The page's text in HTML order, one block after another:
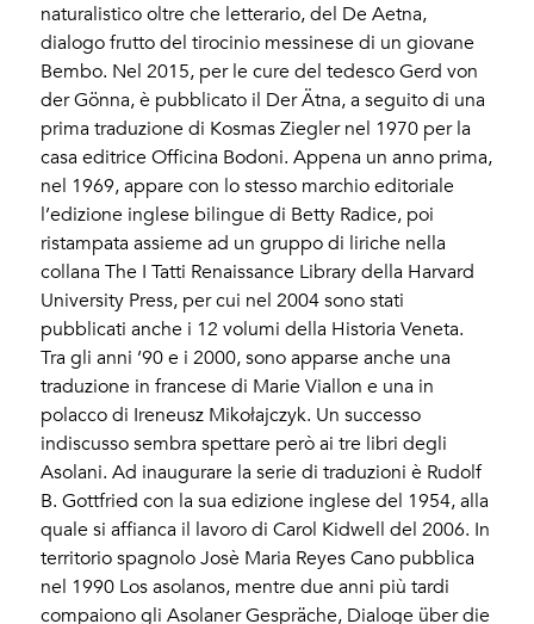
naturalistico oltre che letterario, del De Aetna,
dialogo frutto del tirocinio messinese di un giovane
Bembo. Nel 2015, per le cure del tedesco Gerd von
der Gönna, è pubblicato il Der Ätna, a seguito di una
prima traduzione di Kosmas Ziegler nel 1970 per la
casa editrice Officina Bodoni. Appena un anno prima,
nel 1969, appare con lo stesso marchio editoriale
l’edizione inglese bilingue di Betty Radice, poi
ristampata assieme ad un gruppo di liriche nella
collana The I Tatti Renaissance Library della Harvard
University Press, per cui nel 2004 sono stati
pubblicati anche i 12 volumi della Historia Veneta.
Tra gli anni ’90 e i 2000, sono apparse anche una
traduzione in francese di Marie Viallon e una in
polacco di Ireneusz Mikołajczyk. Un successo
indiscusso sembra spettare però ai tre libri degli
Asolani. Ad inaugurare la serie di traduzioni è Rudolf
B. Gottfried con la sua edizione inglese del 1954, alla
quale si affianca il lavoro di Carol Kidwell del 2006. In
territorio spagnolo Josè Maria Reyes Cano pubblica
nel 1990 Los asolanos, mentre due anni più tardi
compaiono gli Asolaner Gespräche, Dialoge über die